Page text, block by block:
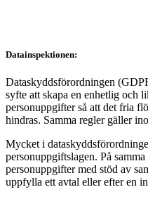
Datainspektionen:
Dataskyddsförordningen
syfte att skapa en enhetlig och
personuppgifter så att det fria
hindras. Samma regler gäller
Mycket i
personuppgiftslagen. På
personuppgifter med stöd av
uppfylla ett avtal eller efter en